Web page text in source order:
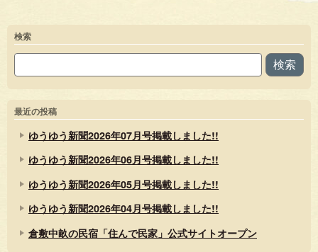
検索
検索
最近の投稿
ゆうゆう新聞2026年07月号掲載しました!!
ゆうゆう新聞2026年06月号掲載しました!!
ゆうゆう新聞2026年05月号掲載しました!!
ゆうゆう新聞2026年04月号掲載しました!!
倉敷中畝の民宿「住んで民家」公式サイトオープン